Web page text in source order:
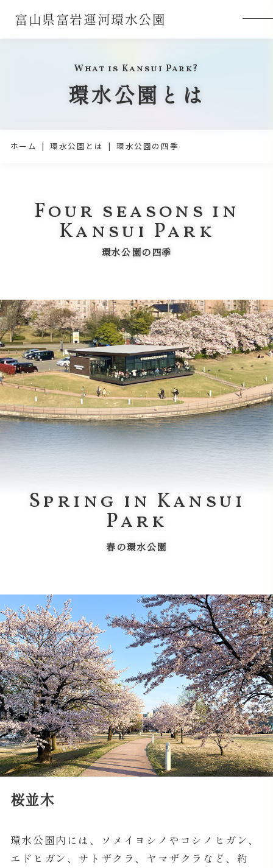
富山県富岩運河環水公園
What is Kansui Park?
環水公園とは
ホーム 環水公園とは 環水公園の四季
Four seasons in
Kansui Park
環水公園の四季
Spring in Kansui
Park
春の環水公園
桜並木
環水公園内には、ソメイヨシノやコシノヒガン、
エドヒガン、サトザクラ、ヤマザクラなど、約